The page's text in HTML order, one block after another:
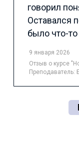
говорил
Оставался
было что-
9 января 2026
Отзыв о курсе
Преподаватель: